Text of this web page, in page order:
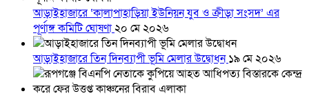
আড়াইহাজারে ‘কালাপাহাড়িয়া ইউনিয়ন যুব ও ক্রীড়া সংসদ’ এর
পূর্ণাঙ্গ কমিটি ঘোষণা২০ মে ২০২৬
আড়াইহাজারে তিন দিনব্যাপী ভূমি মেলার উদ্বোধন১৯ মে ২০২৬